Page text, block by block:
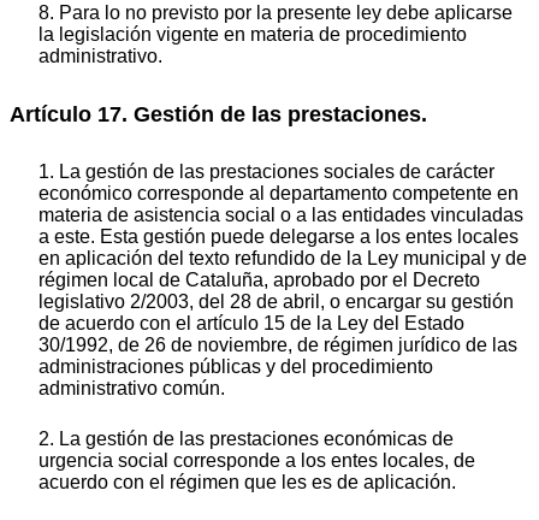
8. Para lo no previsto por la presente ley debe aplicarse
la legislación vigente en materia de procedimiento
administrativo.
Artículo 17. Gestión de las prestaciones.
1. La gestión de las prestaciones sociales de carácter
económico corresponde al departamento competente en
materia de asistencia social o a las entidades vinculadas
a este. Esta gestión puede delegarse a los entes locales
en aplicación del texto refundido de la Ley municipal y de
régimen local de Cataluña, aprobado por el Decreto
legislativo 2/2003, del 28 de abril, o encargar su gestión
de acuerdo con el artículo 15 de la Ley del Estado
30/1992, de 26 de noviembre, de régimen jurídico de las
administraciones públicas y del procedimiento
administrativo común.
2. La gestión de las prestaciones económicas de
urgencia social corresponde a los entes locales, de
acuerdo con el régimen que les es de aplicación.